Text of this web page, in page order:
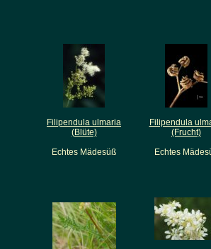
Filipendula ulmaria
(Blüte)
Echtes Mädesüß
Filipendula
(Frucht)
Echtes